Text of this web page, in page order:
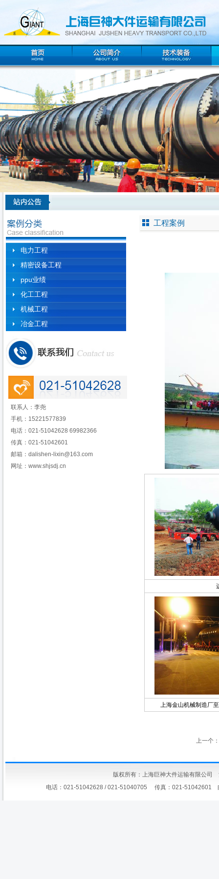
电力工程
精密设备工程
ppu业绩
化工工程
机械工程
冶金工程
联系人：李尧
手机：15221577839
电话：021-51042628 69982366
传真：021-51042601
邮箱：dalishen-lixin@163.com
网址：www.shjsdj.cn
工程案例
上海金山机械制造厂
上一个
版权所有：上海巨神大件运输有限公司
电话：021-51042628 / 021-51040705 传真：021-